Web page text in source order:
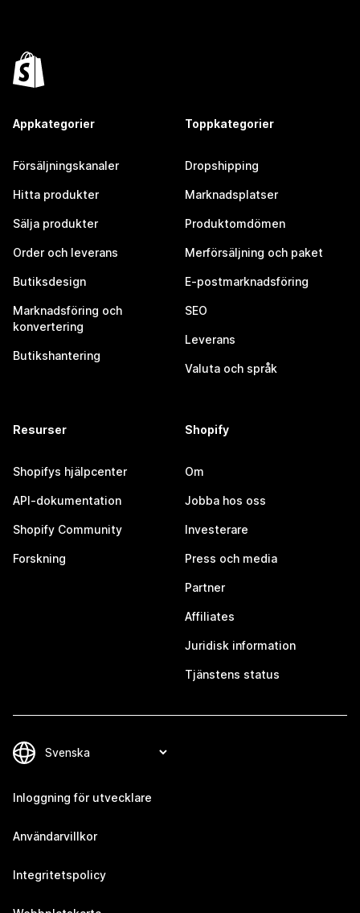
Appkategorier
Försäljningskanaler
Hitta produkter
Sälja produkter
Order och leverans
Butiksdesign
Marknadsföring och
konvertering
Butikshantering
Toppkategorier
Dropshipping
Marknadsplatser
Produktomdömen
Merförsäljning och paket
E-postmarknadsföring
SEO
Leverans
Valuta och språk
Resurser
Shopifys hjälpcenter
API-dokumentation
Shopify Community
Forskning
Shopify
Om
Jobba hos oss
Investerare
Press och media
Partner
Affiliates
Juridisk information
Tjänstens status
Inloggning för utvecklare
Användarvillkor
Integritetspolicy